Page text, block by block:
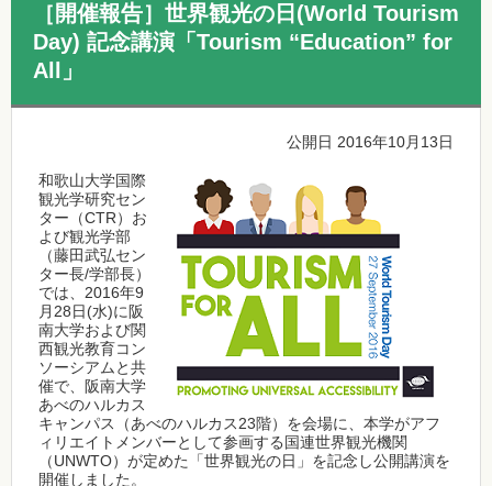
［開催報告］世界観光の日(World Tourism
Day) 記念講演「Tourism “Education” for
All」
公開日 2016年10月13日
和歌山大学国際
観光学研究セン
ター（CTR）お
よび観光学部
（藤田武弘セン
ター長/学部長）
では、2016年9
月28日(水)に阪
南大学および関
西観光教育コン
ソーシアムと共
催で、阪南大学
あべのハルカス
キャンパス（あべのハルカス23階）を会場に、本学がアフ
ィリエイトメンバーとして参画する国連世界観光機関
（UNWTO）が定めた「世界観光の日」を記念し公開講演を
開催しました。